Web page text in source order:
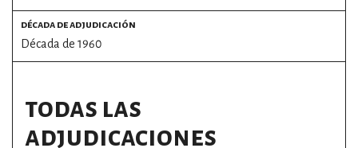
por formato
chequeo
década de adjudicación
Década de 1960
todas las
adjudicaciones